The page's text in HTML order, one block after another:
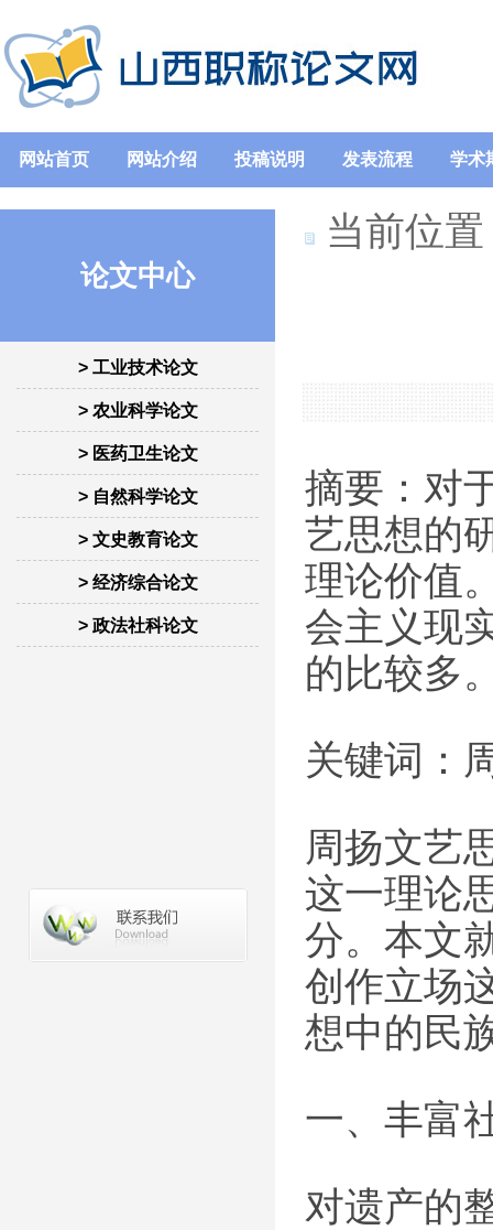
网站首页 网站介绍 投稿说明 发表流程 学术
论文中心
> 工业技术论文
> 农业科学论文
> 医药卫生论文
> 自然科学论文
> 文史教育论文
> 经济综合论文
> 政法社科论文
当前位
摘要：对
艺思想的
理论价值
会主义现
的比较多
关键词：
周扬文艺
这一理论
分。本文
创作立场
想中的民
一、丰富
对遗产的